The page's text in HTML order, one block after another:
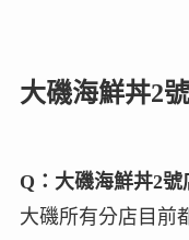
大磯海鮮丼2
Q：大磯海鮮丼2號
大磯所有分店目前